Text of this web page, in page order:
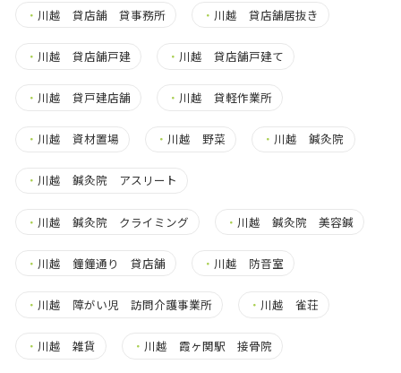
・ 川越 貸店舗 貸事務所 ・ 川越 貸店舗居抜き
・ 川越 貸店舗戸建 ・ 川越 貸店舗戸建て
・ 川越 貸戸建店舗 ・ 川越 貸軽作業所
・ 川越 資材置場 ・ 川越 野菜 ・ 川越 鍼灸院
・ 川越 鍼灸院 アスリート
・ 川越 鍼灸院 クライミング ・ 川越 鍼灸院 美容鍼
・ 川越 鐘鐘通り 貸店舗 ・ 川越 防音室
・ 川越 障がい児 訪問介護事業所 ・ 川越 雀荘
・ 川越 雑貨 ・ 川越 霞ヶ関駅 接骨院